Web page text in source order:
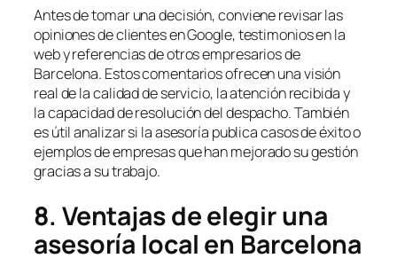
Antes de tomar una decisión, conviene revisar las
opiniones de clientes en Google, testimonios en la
web y referencias de otros empresarios de
Barcelona. Estos comentarios ofrecen una visión
real de la calidad de servicio, la atención recibida y
la capacidad de resolución del despacho. También
es útil analizar si la asesoría publica casos de éxito o
ejemplos de empresas que han mejorado su gestión
gracias a su trabajo.
8. Ventajas de elegir una
asesoría local en Barcelona